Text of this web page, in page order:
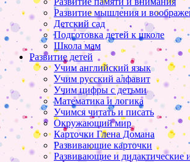
Развитие мышления и
Детский сад
Подготовка детей к школе
Школа мам
Развитие детей
Учим английский язык
Учим русский алфавит
Учим цифры с детьми
Математика и логика
Учимся читать и писать
Окружающий мир
Карточки Глена Домана
Развивающие карточки
Развивающие и дидактические